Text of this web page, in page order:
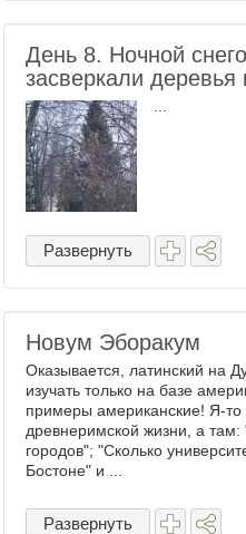
День 8. Ночной
засверкали деревья
Развернуть
Новум Эборакум
Оказывается, латинский на
изучать только на базе
примеры американские! Я-
древнеримской жизни, а
городов"; "Сколько
Бостоне" и ...
Развернуть